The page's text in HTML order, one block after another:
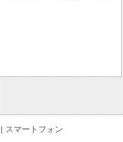
スマートフォン